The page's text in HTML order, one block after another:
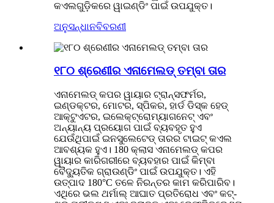
କଏଲଗୁଡ଼ିକରେ ୱାଇଣ୍ଡିଂ ପାଇଁ ଉପଯୁକ୍ତ।
ଅନୁସନ୍ଧାନବିବରଣୀ
୧୮୦ ଶ୍ରେଣୀର ଏନାମେଲଡ୍ ତମ୍ବା ତାର
ଏନାମେଲଡ୍ କପର ୱାୟାର ଟ୍ରାନ୍ସଫର୍ମର,
ଇଣ୍ଡକ୍ଟର, ମୋଟର, ସ୍ପିକର, ହାର୍ଡ ଡିସ୍କ ହେଡ୍
ଆକ୍ଟୁଏଟର, ଇଲେକ୍ଟ୍ରୋମ୍ୟାଗନେଟ୍ ଏବଂ
ଅନ୍ୟାନ୍ୟ ପ୍ରୟୋଗ ପାଇଁ ବ୍ୟବହୃତ ହୁଏ
ଯେଉଁଥିପାଇଁ ଇନସୁଲେଟେଡ୍ ତାରର ଟାଇଟ୍ କଏଲ
ଆବଶ୍ୟକ ହୁଏ। 180 କ୍ଲାସ ଏନାମେଲଡ୍ କପର
ୱାୟାର କାରିଗରୀରେ ବ୍ୟବହାର ପାଇଁ କିମ୍ବା
ବୈଦ୍ୟୁତିକ ଗ୍ରାଉଣ୍ଡିଂ ପାଇଁ ଉପଯୁକ୍ତ। ଏହି
ଉତ୍ପାଦ 180°C ତଳେ ନିରନ୍ତର କାମ କରିପାରିବ।
ଏଥିରେ ଭଲ ଥର୍ମାଲ୍ ଆଘାତ ପ୍ରତିରୋଧ ଏବଂ କଟ୍-